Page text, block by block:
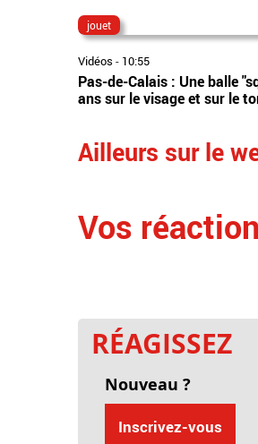
jouet
Vidéos - 10:55
Pas-de-Calais : Une balle
ans sur le visage et sur le
Ailleurs sur le
Vos
RÉAGISSEZ
Nouveau ?
Inscrivez-vous